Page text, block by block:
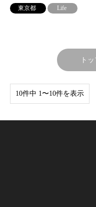
東京都 Life
ト
10件中 1〜10件を表示